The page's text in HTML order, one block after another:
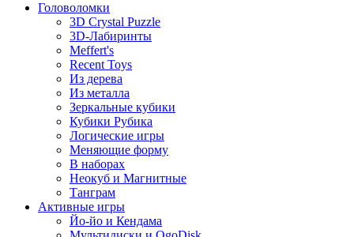
Головоломки
3D Crystal Puzzle
3D-Лабиринты
Meffert's
Recent Toys
Из дерева
Из металла
Зеркальные кубики
Кубики Рубика
Логические игры
Меняющие форму
В наборах
Неокуб и Магнитные
Танграм
Активные игры
Йо-йо и Кендама